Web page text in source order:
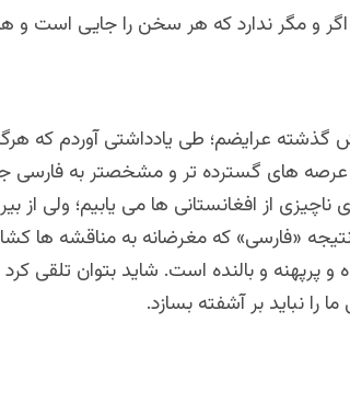
اگر و مگر ندارد که هر سخن را جایی است و
گذشته عرایضم؛ طی یادداشتی آوردم که
عرصه های گسترده تر و مشخصتر به فارسی
ناچیزی از افغانستانی ها می یابیم؛ ولی از
«فارسی» که مغرضانه به مناقشه ها
و پرپهنه و بالنده است. شاید بتوان تلقی
را نباید بر آشفته بسازد.